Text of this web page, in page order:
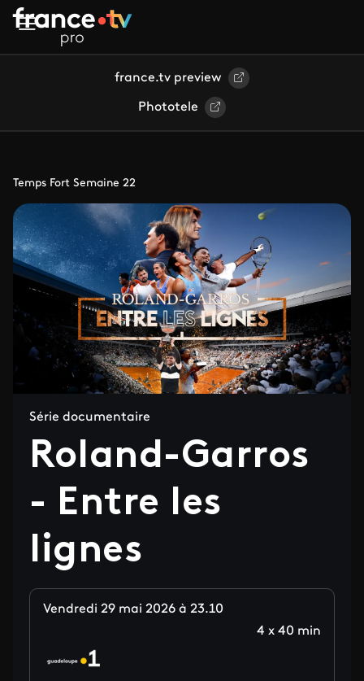
Aller au contenu principal
france.tv preview
Phototele
Temps Fort Semaine 22
Série documentaire
Roland-Garros
- Entre les
lignes
Vendredi 29 mai 2026 à 23.10
4 x 40 min